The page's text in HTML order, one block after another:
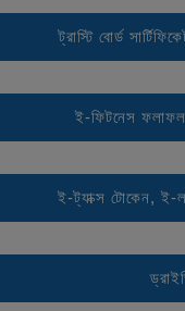
ট্রাস্টি বোর্ড
ই-ফিটনেস
ই-ট্যাক্স টোকেন, ই-